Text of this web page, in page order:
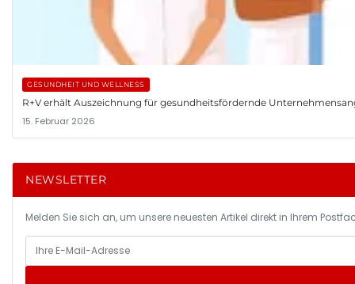
GESUNDHEIT UND WELLNESS
R+V erhält Auszeichnung für gesundheitsfördernde
15. Februar 2026
NEWSLETTER
Melden Sie sich an, um unsere neuesten Artikel direkt in Ihrem